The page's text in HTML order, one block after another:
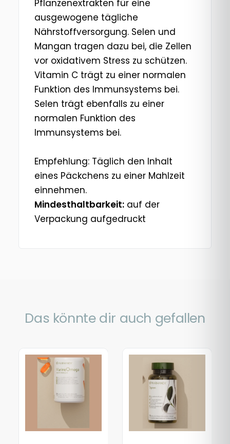
Pflanzenextrakten für eine
ausgewogene tägliche
Nährstoffversorgung. Selen und
Mangan tragen dazu bei, die Zellen
vor oxidativem Stress zu schützen.
Vitamin C trägt zu einer normalen
Funktion des Immunsystems bei.
Selen trägt ebenfalls zu einer
normalen Funktion des
Immunsystems bei.
Empfehlung: Täglich den Inhalt
eines Päckchens zu einer Mahlzeit
einnehmen.
Mindesthaltbarkeit: auf der
Verpackung aufgedruckt
Das könnte dir auch gefallen